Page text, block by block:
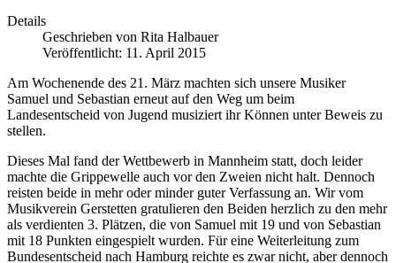
Details
Geschrieben von Rita Halbauer
Veröffentlicht: 11. April 2015
Am Wochenende des 21. März machten sich unsere Musiker
Samuel und Sebastian erneut auf den Weg um beim
Landesentscheid von Jugend musiziert ihr Können unter Beweis zu
stellen.
Dieses Mal fand der Wettbewerb in Mannheim statt, doch leider
machte die Grippewelle auch vor den Zweien nicht halt. Dennoch
reisten beide in mehr oder minder guter Verfassung an. Wir vom
Musikverein Gerstetten gratulieren den Beiden herzlich zu den mehr
als verdienten 3. Plätzen, die von Samuel mit 19 und von Sebastian
mit 18 Punkten eingespielt wurden. Für eine Weiterleitung zum
Bundesentscheid nach Hamburg reichte es zwar nicht, aber dennoch